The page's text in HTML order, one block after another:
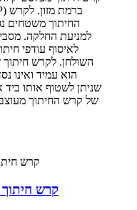
החיתוך משטחים
למניעת החלקה.
לאיסוף עודפי
השולחן. לקרש חיתוך
הוא עמיד ואינו
שניתן לשטוף אותו ביד
של קרש החיתוך
קרש